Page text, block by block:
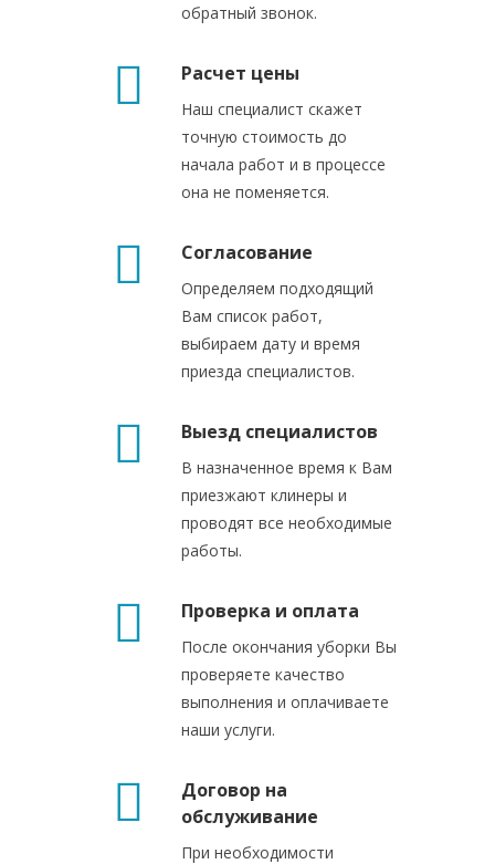
обратный звонок.
Расчет цены
Наш специалист скажет
точную стоимость до
начала работ и в процессе
она не поменяется.
Согласование
Определяем подходящий
Вам список работ,
выбираем дату и время
приезда специалистов.
Выезд специалистов
В назначенное время к Вам
приезжают клинеры и
проводят все необходимые
работы.
Проверка и оплата
После окончания уборки Вы
проверяете качество
выполнения и оплачиваете
наши услуги.
Договор на
обслуживание
При необходимости